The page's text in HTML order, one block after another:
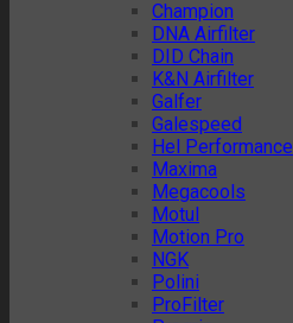
Champion
DNA Airfilter
DID Chain
K&N Airfilter
Galfer
Galespeed
Hel Performance
Maxima
Megacools
Motul
Motion Pro
NGK
Polini
ProFilter